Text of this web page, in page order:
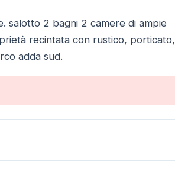
salotto 2 bagni 2 camere di ampie
recintata con rustico, porticato,